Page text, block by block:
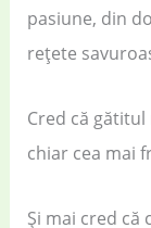
pasiune, din
rețete
Cred că
chiar cea mai
Și mai cred că